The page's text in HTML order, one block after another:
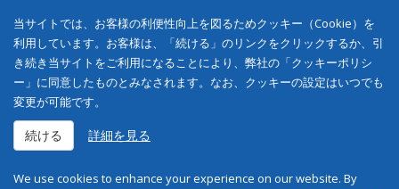
当サイトでは、お客様の利便性向上を図るためクッキー（Cookie）を
利用しています。お客様は、「続ける」のリンクをクリックするか、引
き続き当サイトをご利用になることにより、弊社の「クッキーポリシ
ー」に同意したものとみなされます。なお、クッキーの設定はいつでも
変更が可能です。
続ける 詳細を見る
We use cookies to enhance your experience on our website. By